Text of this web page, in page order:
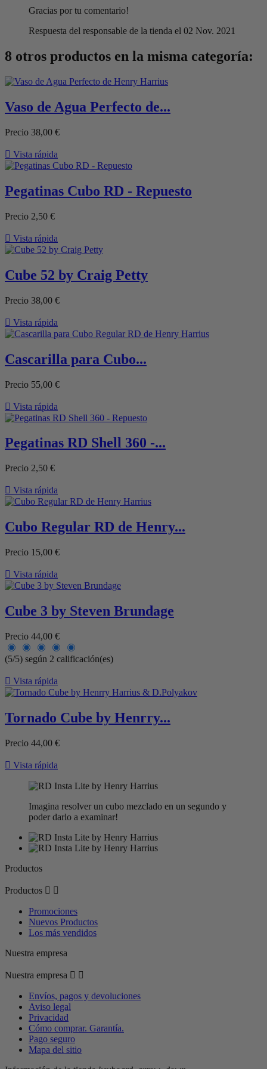
Gracias por tu comentario!
Respuesta del responsable de la tienda el 02 Nov. 2021
8 otros productos en la misma categoría:
Vaso de Agua Perfecto de...
Precio 38,00 €
 Vista rápida
Pegatinas Cubo RD - Repuesto
Precio 2,50 €
 Vista rápida
Cube 52 by Craig Petty
Precio 38,00 €
 Vista rápida
Cascarilla para Cubo...
Precio 55,00 €
 Vista rápida
Pegatinas RD Shell 360 -...
Precio 2,50 €
 Vista rápida
Cubo Regular RD de Henry...
Precio 15,00 €
 Vista rápida
Cube 3 by Steven Brundage
Precio 44,00 €
(5/5) según 2 calificación(es)
 Vista rápida
Tornado Cube by Henrry...
Precio 44,00 €
 Vista rápida
Imagina resolver un cubo mezclado en un segundo y
poder darlo a examinar!
Productos
Productos  
Promociones
Nuevos Productos
Los más vendidos
Nuestra empresa
Nuestra empresa  
Envíos, pagos y devoluciones
Aviso legal
Privacidad
Cómo comprar. Garantía.
Pago seguro
Mapa del sitio